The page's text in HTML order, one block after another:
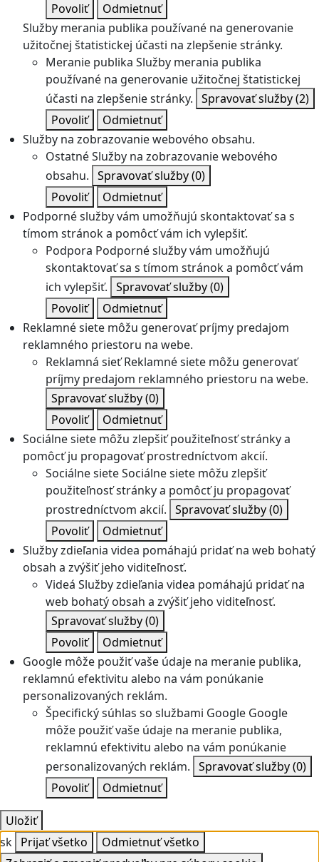
Povoliť
Odmietnuť
Služby merania publika používané na generovanie
užitočnej štatistickej účasti na zlepšenie stránky.
Meranie publika Služby merania publika
používané na generovanie užitočnej štatistickej
účasti na zlepšenie stránky. Spravovať služby(2)
Povoliť
Odmietnuť
Služby na zobrazovanie webového obsahu.
OstatnéSlužby na zobrazovanie webového
obsahu. Spravovať služby(0)
Povoliť
Odmietnuť
Podporné služby vám umožňujú skontaktovať sa s
tímom stránok a pomôcť vám ich vylepšiť.
Podpora Podporné služby vám umožňujú
skontaktovať sa s tímom stránok a pomôcť vám
ich vylepšiť. Spravovať služby(0)
Povoliť
Odmietnuť
Reklamné siete môžu generovať príjmy predajom
reklamného priestoru na webe.
Reklamná sieť Reklamné siete môžu generovať
príjmy predajom reklamného priestoru na webe.
Spravovať služby(0)
Povoliť
Odmietnuť
Sociálne siete môžu zlepšiť použiteľnosť stránky a
pomôcť ju propagovať prostredníctvom akcií.
Sociálne sieteSociálne siete môžu zlepšiť
použiteľnosť stránky a pomôcť ju propagovať
prostredníctvom akcií. Spravovať služby(0)
Povoliť
Odmietnuť
Služby zdieľania videa pomáhajú pridať na web bohatý
obsah a zvýšiť jeho viditeľnosť.
Videá Služby zdieľania videa pomáhajú pridať na
web bohatý obsah a zvýšiť jeho viditeľnosť.
Spravovať služby(0)
Povoliť
Odmietnuť
Google môže použiť vaše údaje na meranie publika,
reklamnú efektivitu alebo na vám ponúkanie
personalizovaných reklám.
Špecifický súhlas so službami Google Google
môže použiť vaše údaje na meranie publika,
reklamnú efektivitu alebo na vám ponúkanie
personalizovaných reklám. Spravovať služby(0)
Povoliť
Odmietnuť
Uložiť
sk Prijať všetko
Odmietnuť všetko